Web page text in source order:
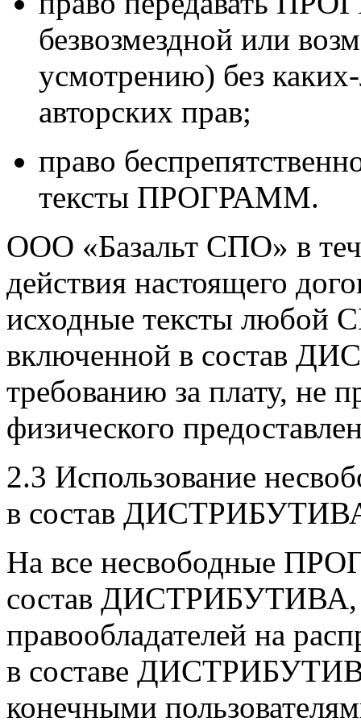
безвозмездной или
усмотрению) без
авторских прав;
право
тексты ПРОГРАММ.
ООО «Базальт СПО» в
действия настоящего
исходные тексты
включенной в состав
требованию за плату,
физического
2.3 Использование
в состав
На все несвободные
состав ДИСТРИБУТИВА,
правообладателей на
в составе
конечными